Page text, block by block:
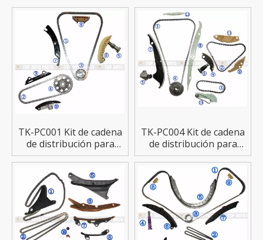
TK-PC001 Kit de cadena
de distribución para
PORSCHE Cayenne S
TK-PC004 Kit de cadena
de distribución para
PORSCHE